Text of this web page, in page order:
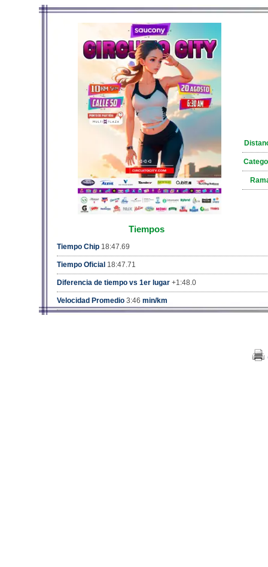
Tiempos
Tiempo Chip 18:47.69
Tiempo Oficial 18:47.71
Diferencia de tiempo vs 1er lugar +1:48.0
Velocidad Promedio 3:46 min/km